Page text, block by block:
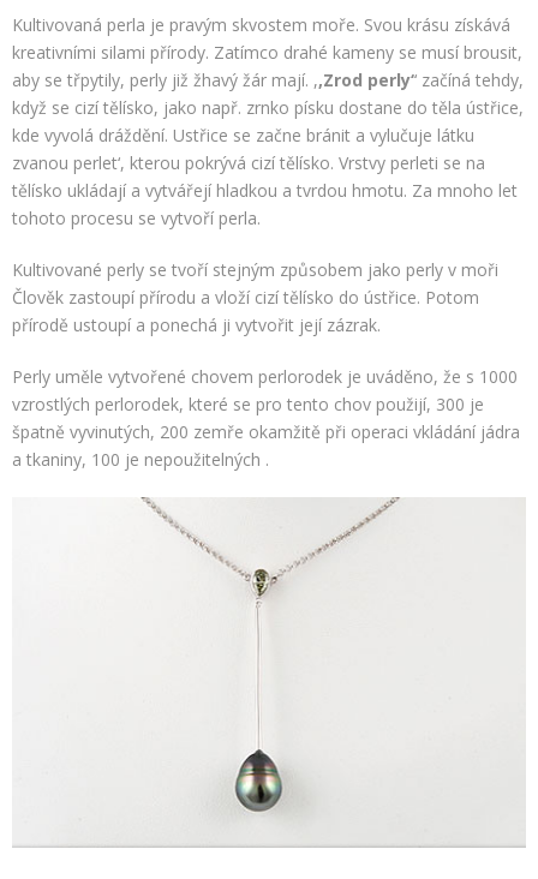
Kultivovaná perla je pravým skvostem moře. Svou krásu získává
kreativními silami přírody. Zatímco drahé kameny se musí brousit,
aby se třpytily, perly již žhavý žár mají. ,,Zrod perly‘‘ začíná tehdy,
když se cizí tělísko, jako např. zrnko písku dostane do těla ústřice,
kde vyvolá dráždění. Ustřice se začne bránit a vylučuje látku
zvanou perlet‘, kterou pokrývá cizí tělísko. Vrstvy perleti se na
tělísko ukládají a vytvářejí hladkou a tvrdou hmotu. Za mnoho let
tohoto procesu se vytvoří perla.
Kultivované perly se tvoří stejným způsobem jako perly v moři
Člověk zastoupí přírodu a vloží cizí tělísko do ústřice. Potom
přírodě ustoupí a ponechá ji vytvořit její zázrak.
Perly uměle vytvořené chovem perlorodek je uváděno, že s 1000
vzrostlých perlorodek, které se pro tento chov použijí, 300 je
špatně vyvinutých, 200 zemře okamžitě při operaci vkládání jádra
a tkaniny, 100 je nepoužitelných .